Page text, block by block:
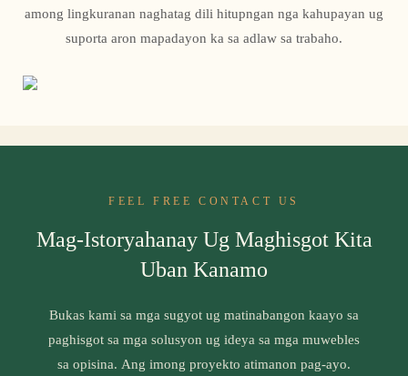
among lingkuranan naghatag dili hitupngan nga kahupayan ug
suporta aron mapadayon ka sa adlaw sa trabaho.
FEEL FREE CONTACT US
Mag-Istoryahanay Ug Maghisgot Kita
Uban Kanamo
Bukas kami sa mga sugyot ug matinabangon kaayo sa
paghisgot sa mga solusyon ug ideya sa mga muwebles
sa opisina. Ang imong proyekto atimanon pag-ayo.